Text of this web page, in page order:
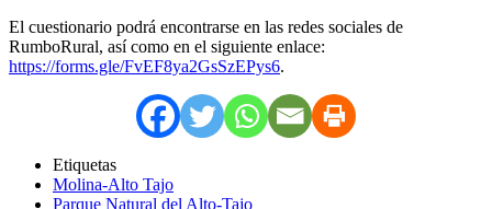
El cuestionario podrá encontrarse en las redes sociales de
RumboRural, así como en el siguiente enlace:
https://forms.gle/FvEF8ya2GsSzEPys6.
Etiquetas
Molina-Alto Tajo
Parque Natural del Alto-Tajo